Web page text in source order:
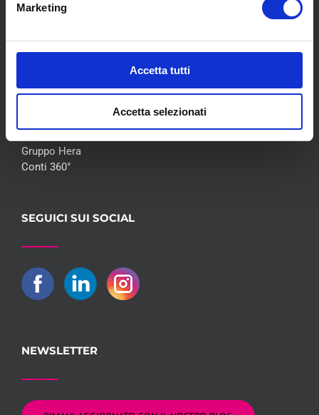
Marketing
Accetta tutti
Accetta selezionati
Promozioni
Gruppo Hera
Conti 360°
SEGUICI SUI SOCIAL
NEWSLETTER